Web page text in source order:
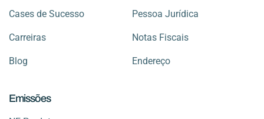
Cases de Sucesso
Carreiras
Blog
Pessoa Jurídica
Notas Fiscais
Endereço
Emissões